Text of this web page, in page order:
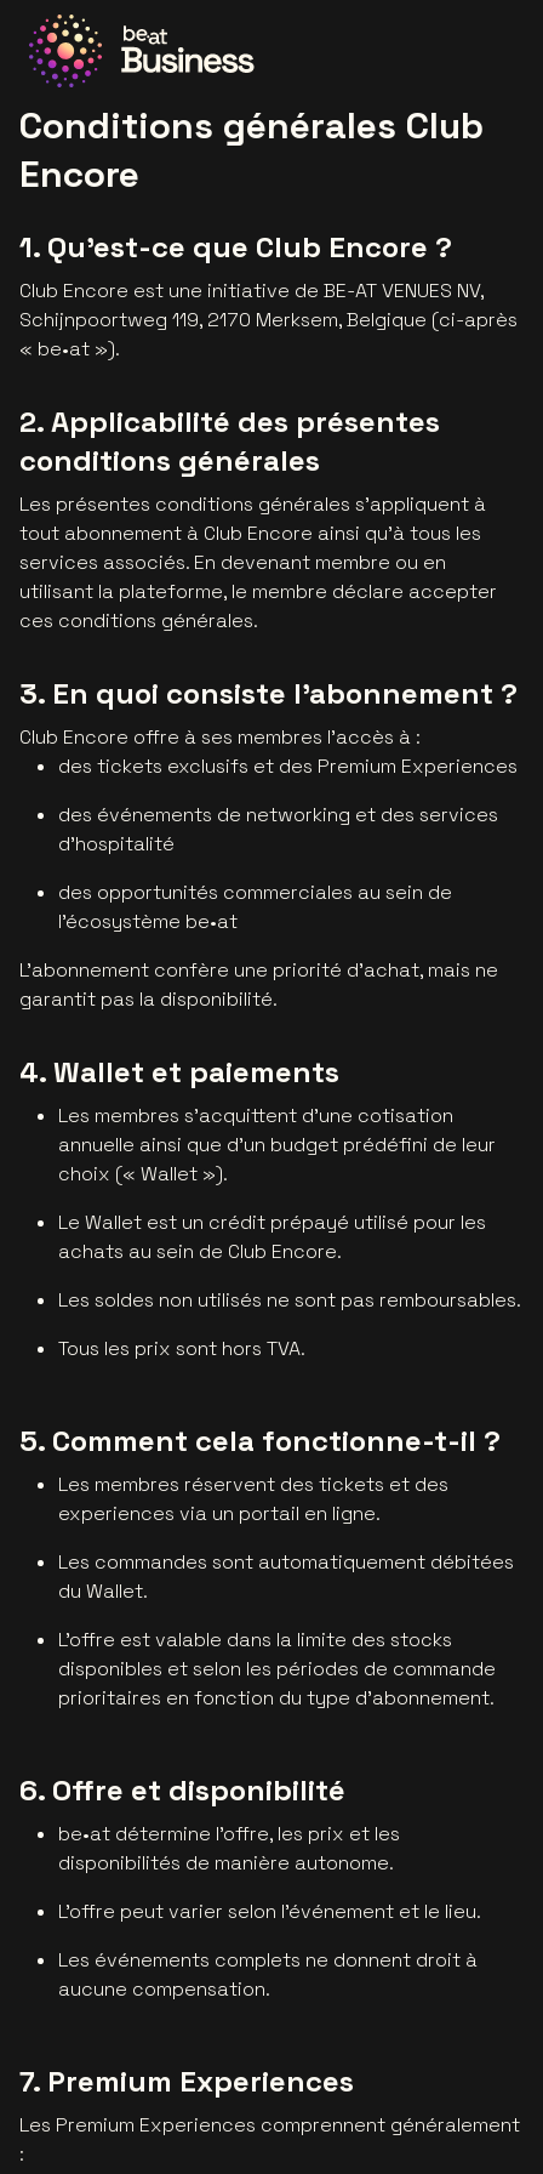
Conditions générales Club
Encore
1. Qu'est-ce que Club Encore ?
Club Encore est une initiative de BE-AT VENUES NV,
Schijnpoortweg 119, 2170 Merksem, Belgique (ci-après
« be•at »).
2. Applicabilité des présentes
conditions générales
Les présentes conditions générales s'appliquent à
tout abonnement à Club Encore ainsi qu'à tous les
services associés. En devenant membre ou en
utilisant la plateforme, le membre déclare accepter
ces conditions générales.
3. En quoi consiste l'abonnement ?
Club Encore offre à ses membres l'accès à :
des tickets exclusifs et des Premium Experiences
des événements de networking et des services
d'hospitalité
des opportunités commerciales au sein de
l'écosystème be•at
L'abonnement confère une priorité d'achat, mais ne
garantit pas la disponibilité.
4. Wallet et paiements
Les membres s'acquittent d'une cotisation
annuelle ainsi que d'un budget prédéfini de leur
choix (« Wallet »).
Le Wallet est un crédit prépayé utilisé pour les
achats au sein de Club Encore.
Les soldes non utilisés ne sont pas remboursables.
Tous les prix sont hors TVA.
5. Comment cela fonctionne-t-il ?
Les membres réservent des tickets et des
experiences via un portail en ligne.
Les commandes sont automatiquement débitées
du Wallet.
L'offre est valable dans la limite des stocks
disponibles et selon les périodes de commande
prioritaires en fonction du type d'abonnement.
6. Offre et disponibilité
be•at détermine l'offre, les prix et les
disponibilités de manière autonome.
L'offre peut varier selon l'événement et le lieu.
Les événements complets ne donnent droit à
aucune compensation.
7. Premium Experiences
Les Premium Experiences comprennent généralement
: